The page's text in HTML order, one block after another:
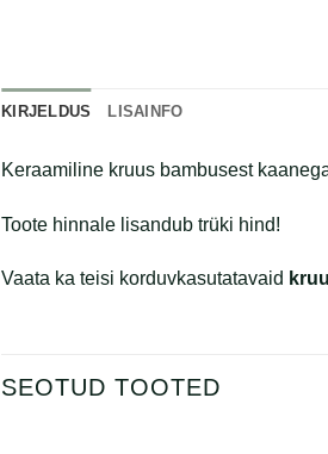
KIRJELDUS LISAINFO
Keraamiline kruus bambusest
Toote hinnale lisandub trüki hind!
Vaata ka teisi korduvkasutatavaid
SEOTUD TOOTED